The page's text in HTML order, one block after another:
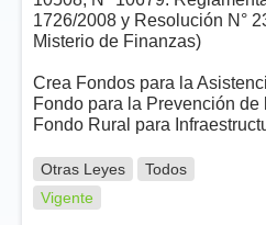
1726/2008 y Resolución N°
Misterio de Finanzas)
Crea Fondos para la
Fondo para la Prevención
Fondo Rural para
Otras Leyes
Todos
Vigente